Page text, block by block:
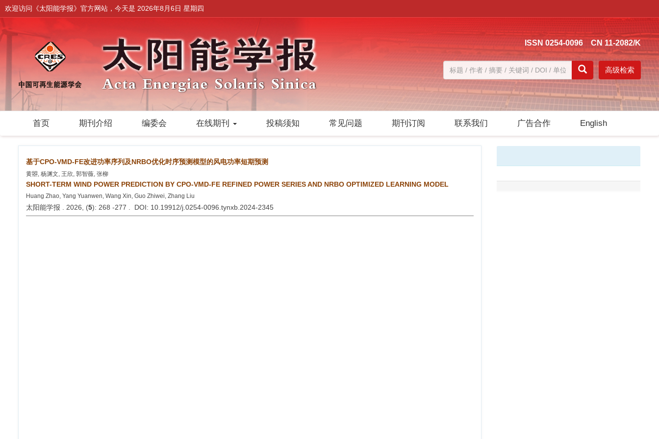
欢迎访问《太阳能学报》官方网站，今天是 2026年8月6日 星期四
ISSN 0254-0096 CN 11-2082/K
高级检索
首页 期刊介绍 编委会 在线期刊 投稿须知 常见问题 期刊订阅 联系我们 广告合作 English
基于CPO-VMD-FE改进功率序列及NRBO优化时序预测模型的风电功率短期预测
黄曌, 杨渊文, 王欣, 郭智薇, 张柳
SHORT-TERM WIND POWER PREDICTION BY CPO-VMD-FE REFINED POWER SERIES AND NRBO OPTIMIZED LEARNING MODEL
Huang Zhao, Yang Yuanwen, Wang Xin, Guo Zhiwei, Zhang Liu
太阳能学报 . 2026, (5): 268 -277 . DOI: 10.19912/j.0254-0096.tynxb.2024-2345